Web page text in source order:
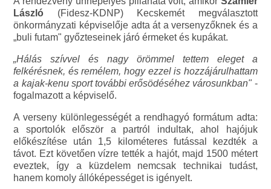
László (Fidesz-KDNP) Kecskemét megválasztott
önkormányzati képviselője adta át a versenyzőknek és a
„buli futam" győzteseinek járó érmeket és kupákat.
„Hálás szívvel és nagy örömmel tettem eleget a
felkérésnek, és remélem, hogy ezzel is hozzájárulhattam
a kajak-kenu sport további erősödéséhez városunkban"-
fogalmazott a képviselő.
A verseny különlegességét a rendhagyó formátum adta:
a sportolók először a partról indultak, ahol hajójuk
előkészítése után 1,5 kilométeres futással kezdték a
távot. Ezt követően vízre tették a hajót, majd 1500 métert
eveztek, így a küzdelem nemcsak technikai tudást,
hanem komoly állóképességet is igényelt.